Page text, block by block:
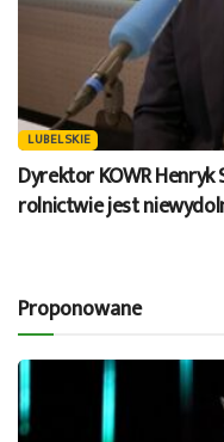
LUBELSKIE
Dyrektor KOWR
rolnictwie jest
Proponowane